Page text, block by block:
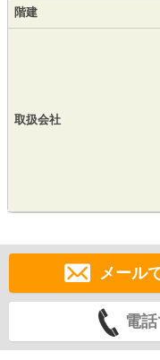
階建
取扱会社
メール
電